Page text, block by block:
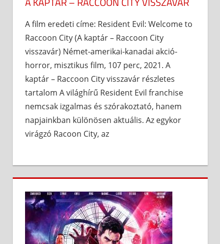
A film eredeti címe: Resident Evil: Welcome to
Raccoon City (A kaptár – Raccoon City
visszavár) Német-amerikai-kanadai akció-
horror, misztikus film, 107 perc, 2021. A
kaptár – Raccoon City visszavár részletes
tartalom A világhírű Resident Evil franchise
nemcsak izgalmas és szórakoztató, hanem
napjainkban különösen aktuális. Az egykor
virágzó Racoon City, az